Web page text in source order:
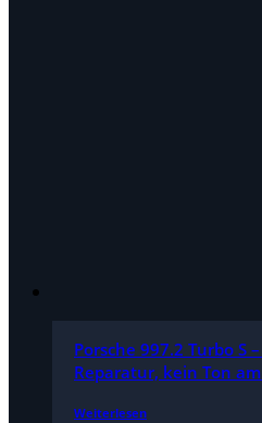
Porsche 997.2 Turbo S
Reparatur, kein Ton
Weiterlesen